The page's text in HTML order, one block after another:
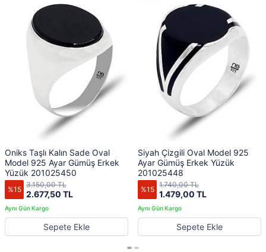
Oniks Taşlı Kalın Sade Oval
Model 925 Ayar Gümüş Erkek
Yüzük 201025450
%15 2.677,50 TL
3.150,00 TL
Sepete Ekle
Siyah Çizgili Oval Model 925
Ayar Gümüş Erkek Yüzük
201025448
%15 1.479,00 TL
1.740,00 TL
Sepete Ekle